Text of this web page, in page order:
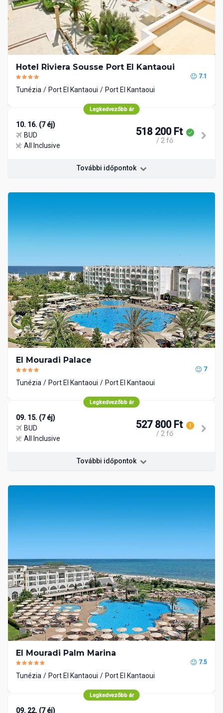
Hotel Riviera Sousse Port El Kantaoui
7.1
Tunézia Port El Kantaoui Port El Kantaoui
Legkedvezőbb ár
10. 16. (7 éj)
BUD
All Inclusive
518 200 Ft
/ 2 fő
További időpontok
El Mouradi Palace
7
Tunézia Port El Kantaoui Port El Kantaoui
Legkedvezőbb ár
09. 15. (7 éj)
BUD
All Inclusive
527 800 Ft
/ 2 fő
További időpontok
El Mouradi Palm Marina
7.5
Tunézia Port El Kantaoui Port El Kantaoui
Legkedvezőbb ár
09. 22. (7 éj)